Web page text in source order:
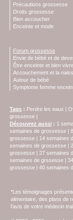
Précautions grossesse
Droits grossesse
Bien accoucher
Enceinte et mode
Forum grossesse
Envie de bébé et de
Être enceinte et bien
Accouchement et la
Autour de bébé
Symptome femme
Tags : Perdre les eaux |
grossesse |
Découvrez aussi : 1
semaines de grossesse |
grossesse | 14 semaines
semaines de grossesse |
grossesse | 27 semaines
semaines de grssesse |
grossesse | 40 semaines
*Les témoignages
alimentaire, des plans de
l'avis de votre médecin